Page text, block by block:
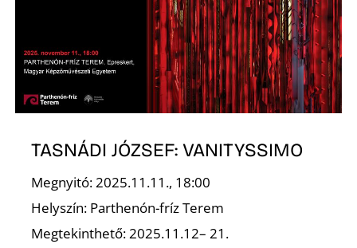
TASNÁDI JÓZSEF: VANITYSSIMO
Megnyitó: 2025.11.11., 18:00
Helyszín: Parthenón-fríz Terem
Megtekinthető: 2025.11.12– 21.